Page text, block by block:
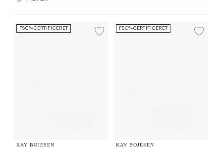
Russelue lille
FSC®-CERTIFICERET
Tilføj til ønskeliste
KAY BOJESEN
Russelue lille
FSC®-CERTIFICERET
KAY BOJESEN